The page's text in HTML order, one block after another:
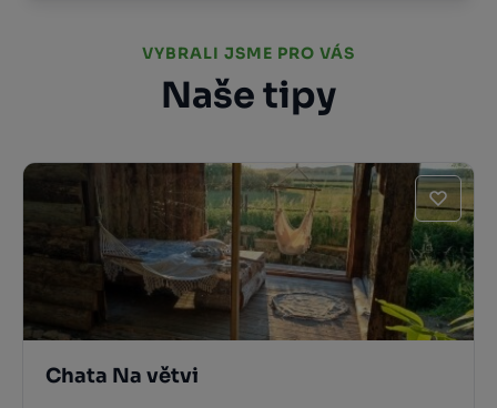
VYBRALI JSME PRO VÁS
Naše tipy
Chata Na větvi